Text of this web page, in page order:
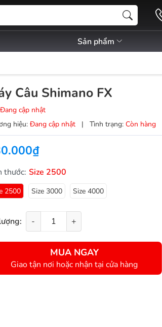
Sản phẩm
Câu Shimano FX
Đang cập nhật
hiệu: Đang cập nhật | Tình trạng: Còn hàng
thước: Size 2500
2500 Size 3000 Size 4000
- +
MUA NGAY
Giao tận nơi hoặc nhận tại cửa hàng